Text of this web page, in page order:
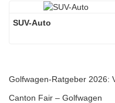
SUV-Auto
Canton Fair – Golfwagen